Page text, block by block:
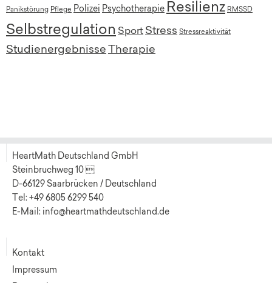
Panikstörung Pflege Polizei Psychotherapie Resilienz RMSSD
Selbstregulation Sport Stress Stressreaktivität
Studienergebnisse Therapie
HeartMath Deutschland GmbH
Steinbruchweg 10 
D-66129 Saarbrücken / Deutschland
Tel: +49 6805 6299 540
E-Mail: info@heartmathdeutschland.de
Kontakt
Impressum